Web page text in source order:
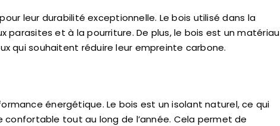
leur durabilité exceptionnelle. Le bois utilisé dans la
et à la pourriture. De plus, le bois est un matériau
qui souhaitent réduire leur empreinte carbone.
énergétique. Le bois est un isolant naturel, ce qui
tout au long de l’année. Cela permet de